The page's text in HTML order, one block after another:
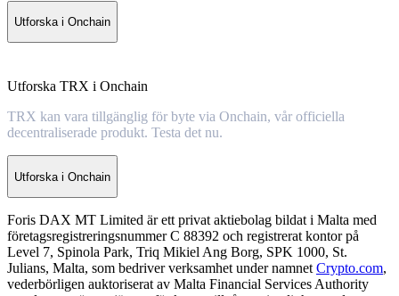
Utforska i Onchain
Utforska TRX i Onchain
TRX kan vara tillgänglig för byte via Onchain, vår officiella
decentraliserade produkt. Testa det nu.
Utforska i Onchain
Foris DAX MT Limited är ett privat aktiebolag bildat i Malta med
företagsregistreringsnummer C 88392 och registrerat kontor på
Level 7, Spinola Park, Triq Mikiel Ang Borg, SPK 1000, St.
Julians, Malta, som bedriver verksamhet under namnet Crypto.com,
vederbörligen auktoriserat av Malta Financial Services Authority